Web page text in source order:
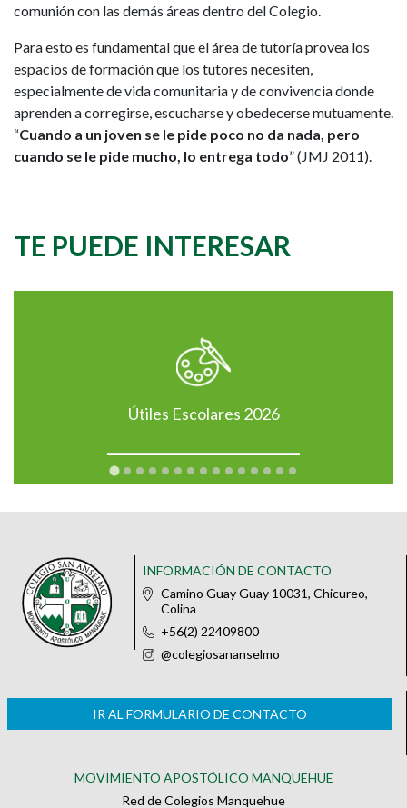
comunión con las demás áreas dentro del Colegio.
Para esto es fundamental que el área de tutoría provea los
espacios de formación que los tutores necesiten,
especialmente de vida comunitaria y de convivencia donde
aprenden a corregirse, escucharse y obedecerse mutuamente.
“Cuando a un joven se le pide poco no da nada, pero
cuando se le pide mucho, lo entrega todo” (JMJ 2011).
TE PUEDE INTERESAR
Útiles Escolares 2026
INFORMACIÓN DE CONTACTO
Camino Guay Guay 10031, Chicureo,
Colina
+56(2) 22409800
@colegiosananselmo
IR AL FORMULARIO DE CONTACTO
MOVIMIENTO APOSTÓLICO MANQUEHUE
Red de Colegios Manquehue